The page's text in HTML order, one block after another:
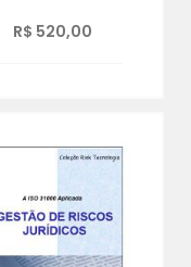
R$ 520,00